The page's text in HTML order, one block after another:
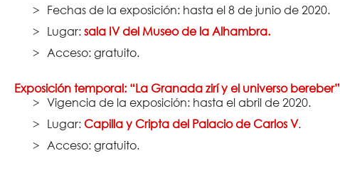
Fechas de la exposición: hasta el 8 de junio de 2020.
Lugar:sala IV del Museo de la Alhambra.
Acceso: gratuito.
Exposición temporal: “La Granada zirí y el universo bereber”
Vigencia de la exposición: hasta el abril de 2020.
Lugar:Capilla y Cripta del Palacio de Carlos V.
Acceso: gratuito.